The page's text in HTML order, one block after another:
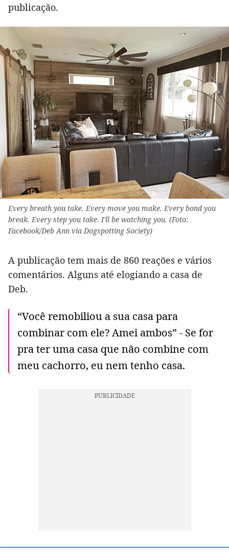
publicação.
Every breath you take. Every move you make. Every bond you
break. Every step you take. I'll be watching you. (Foto:
Facebook/Deb Ann via Dogspotting Society)
A publicação tem mais de 860 reações e vários
comentários. Alguns até elogiando a casa de
Deb.
“Você remobiliou a sua casa para
combinar com ele? Amei ambos” - Se for
pra ter uma casa que não combine com
meu cachorro, eu nem tenho casa.